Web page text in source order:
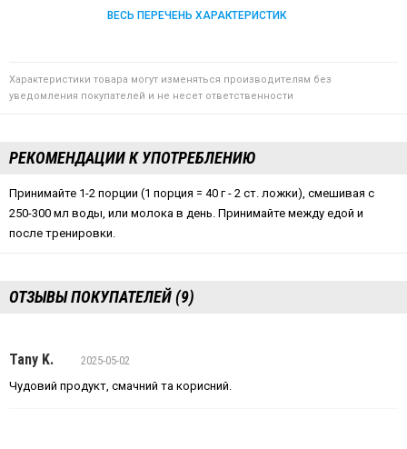
ВЕСЬ ПЕРЕЧЕНЬ ХАРАКТЕРИСТИК
Характеристики товара могут изменяться производителям без
уведомления покупателей и не несет ответственности
РЕКОМЕНДАЦИИ К УПОТРЕБЛЕНИЮ
Принимайте 1-2 порции (1 порция = 40 г - 2 ст. ложки), смешивая с
250-300 мл воды, или молока в день. Принимайте между едой и
после тренировки.
ОТЗЫВЫ ПОКУПАТЕЛЕЙ (9)
Tany K.
2025-05-02
Чудовий продукт, смачний та корисний.